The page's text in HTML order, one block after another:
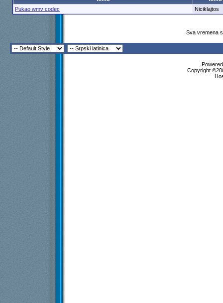
Pukao wmv codec
Niciklajtos
Sva vremena
Copyright